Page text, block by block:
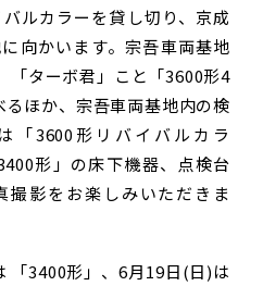
ルカラーを貸し切り、京成
向かいます。宗吾車両基地
「ターボ君」こと「3600形4
ほか、宗吾車両基地内の検
「3600形リバイバルカラ
形」の床下機器、点検台
撮影をお楽しみいただきま
3400形」、6月19日(日)は